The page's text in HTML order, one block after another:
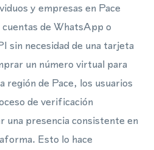
y empresas en Pace
de WhatsApp o
sin necesidad de una tarjeta
un número virtual para
región de Pace, los usuarios
de verificación
una presencia consistente en
Esto lo hace